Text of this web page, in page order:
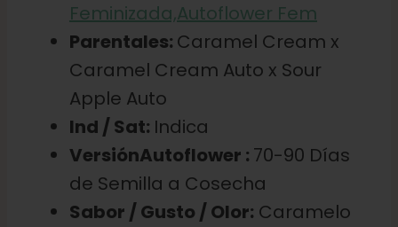
Feminizada,Autoflower Fem
Parentales: Caramel Cream x
Caramel Cream Auto x Sour
Apple Auto
Ind / Sat: Indica
VersiónAutoflower : 70-90 Días
de Semilla a Cosecha
Sabor / Gusto / Olor: Caramelo